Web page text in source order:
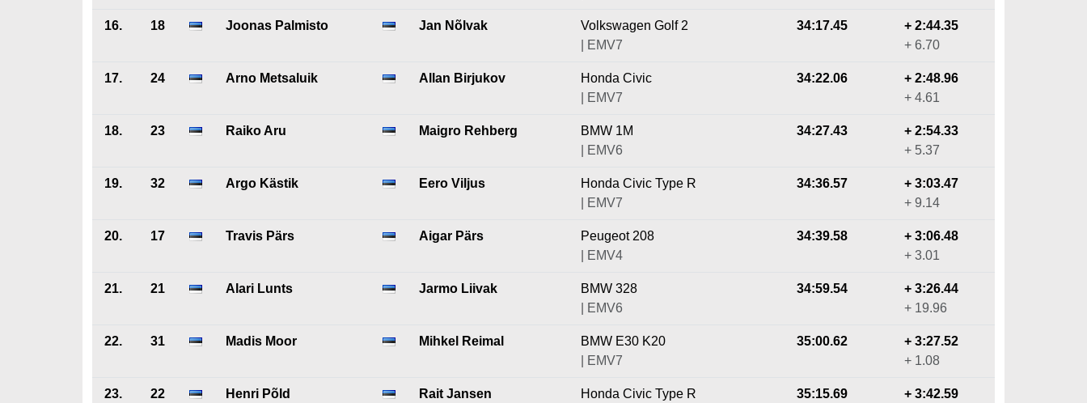
16. 18 Joonas Palmisto Jan Nõlvak
Volkswagen Golf 2
| EMV7
34:17.45
+ 2:44.35
+ 6.70
17. 24 Arno Metsaluik Allan Birjukov
Honda Civic
| EMV7
34:22.06
+ 2:48.96
+ 4.61
18. 23 Raiko Aru Maigro Rehberg
BMW 1M
| EMV6
34:27.43
+ 2:54.33
+ 5.37
19. 32 Argo Kästik Eero Viljus
Honda Civic Type R
| EMV7
34:36.57
+ 3:03.47
+ 9.14
20. 17 Travis Pärs Aigar Pärs
Peugeot 208
| EMV4
34:39.58
+ 3:06.48
+ 3.01
21. 21 Alari Lunts Jarmo Liivak
BMW 328
| EMV6
34:59.54
+ 3:26.44
+ 19.96
22. 31 Madis Moor Mihkel Reimal
BMW E30 K20
| EMV7
35:00.62
+ 3:27.52
+ 1.08
23. 22 Henri Põld Rait Jansen
Honda Civic Type R
35:15.69
+ 3:42.59